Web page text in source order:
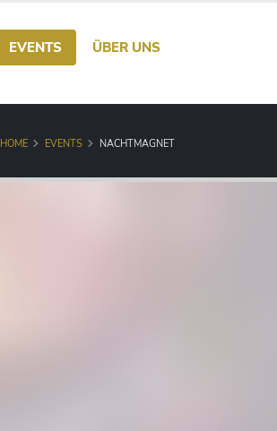
EVENTS ÜBER UNS
HOME EVENTS NACHTMAGNET